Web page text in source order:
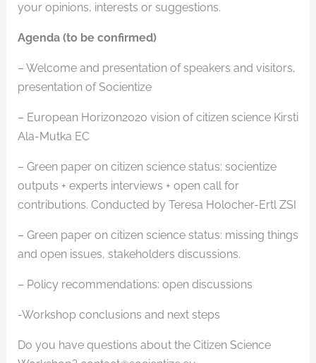
your opinions, interests or suggestions.
Agenda (to be confirmed)
– Welcome and presentation of speakers and visitors,
presentation of Socientize
– European Horizon2020 vision of citizen science Kirsti
Ala-Mutka EC
– Green paper on citizen science status: socientize
outputs + experts interviews + open call for
contributions. Conducted by Teresa Holocher-Ertl ZSI
– Green paper on citizen science status: missing things
and open issues, stakeholders discussions.
– Policy recommendations: open discussions
-Workshop conclusions and next steps
Do you have questions about the Citizen Science